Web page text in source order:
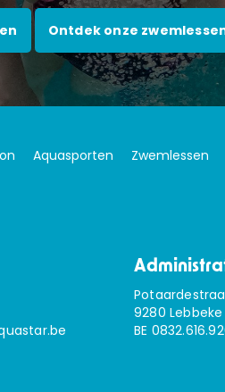
Ontdek onze
Aquasporten Zwemlessen
9280 Lebbeke
BE